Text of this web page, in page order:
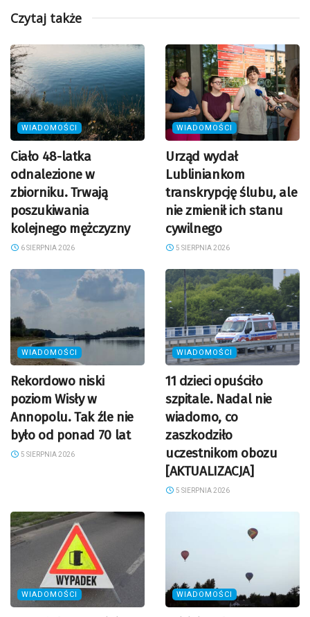
Czytaj także
WIADOMOŚCI
Ciało 48-latka
odnalezione w
zbiorniku. Trwają
poszukiwania
kolejnego mężczyzny
6 SIERPNIA 2026
WIADOMOŚCI
Urząd wydał
Lubliniankom
transkrypcję ślubu, ale
nie zmienił ich stanu
cywilnego
5 SIERPNIA 2026
WIADOMOŚCI
Rekordowo niski
poziom Wisły w
Annopolu. Tak źle nie
było od ponad 70 lat
5 SIERPNIA 2026
WIADOMOŚCI
11 dzieci opuściło
szpitale. Nadal nie
wiadomo, co
zaszkodziło
uczestnikom obozu
[AKTUALIZACJA]
5 SIERPNIA 2026
WIADOMOŚCI WIADOMOŚCI